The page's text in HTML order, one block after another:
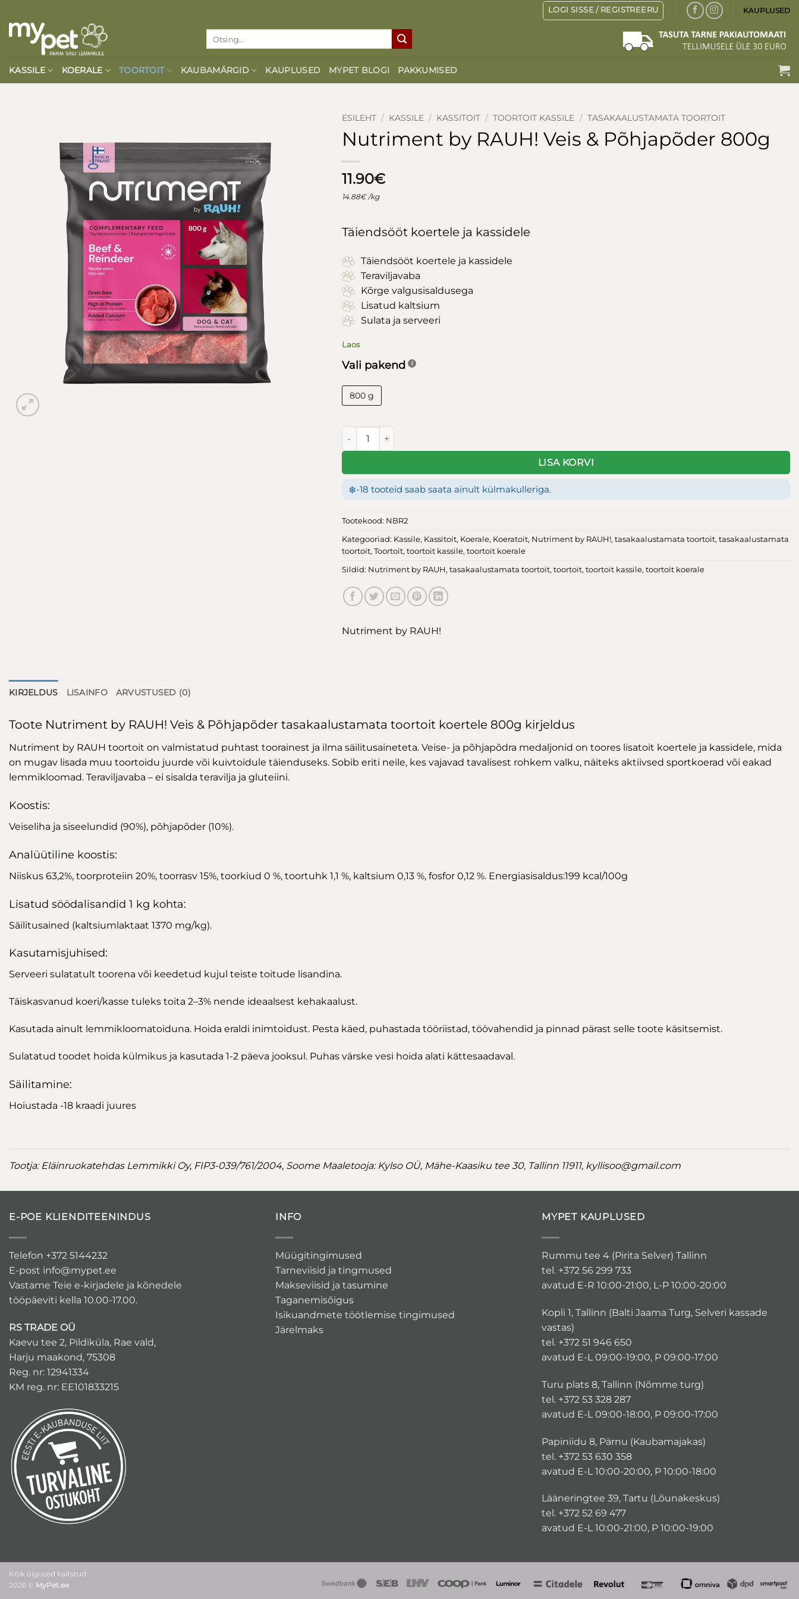
to
content
LOGI SISSE / REGISTREERU KAUPLUSED
KASSILE KOERALE TOORTOIT KAUBAMÄRGID KAUPLUSED MYPET BLOGI PAKKUMISED
ESILEHT / KASSILE / KASSITOIT / TOORTOIT KASSILE / TASAKAALUSTAMATA TOORTOIT
Nutriment by RAUH! Veis & Põhjapõder 800g
11.90€
14.88€ /kg
Täiendsööt koertele ja kassidele
Täiendsööt koertele ja kassidele
Teraviljavaba
Kõrge valgusisaldusega
Lisatud kaltsium
Sulata ja serveeri
Laos
Vali pakend
800 g
Nutriment by RAUH! Veis & Põhjapõder 800g kogus
LISA KORVI
❄️-18 tooteid saab saata ainult külmakulleriga.
Tootekood: NBR2
Kategooriad: Kassile, Kassitoit, Koerale, Koeratoit, Nutriment by RAUH!, tasakaalustamata toortoit, tasakaalustamata
toortoit, Toortoit, toortoit kassile, toortoit koerale
Sildid: Nutriment by RAUH, tasakaalustamata toortoit, toortoit, toortoit kassile, toortoit koerale
Nutriment by RAUH!
KIRJELDUS LISAINFO ARVUSTUSED (0)
Toote Nutriment by RAUH! Veis & Põhjapõder tasakaalustamata toortoit koertele 800g kirjeldus
Nutriment by RAUH toortoit on valmistatud puhtast toorainest ja ilma säilitusaineteta. Veise- ja põhjapõdra medaljonid on toores lisatoit koertele ja kassidele, mida
on mugav lisada muu toortoidu juurde või kuivtoidule täienduseks. Sobib eriti neile, kes vajavad tavalisest rohkem valku, näiteks aktiivsed sportkoerad või eakad
lemmikloomad. Teraviljavaba – ei sisalda teravilja ja gluteiini.
Koostis:
Veiseliha ja siseelundid (90%), põhjapõder (10%).
Analüütiline koostis:
Niiskus 63,2%, toorproteiin 20%, toorrasv 15%, toorkiud 0 %, toortuhk 1,1 %, kaltsium 0,13 %, fosfor 0,12 %. Energiasisaldus:199 kcal/100g
Lisatud söödalisandid 1 kg kohta:
Säilitusained (kaltsiumlaktaat 1370 mg/kg).
Kasutamisjuhised:
Serveeri sulatatult toorena või keedetud kujul teiste toitude lisandina.
Täiskasvanud koeri/kasse tuleks toita 2–3% nende ideaalsest kehakaalust.
Kasutada ainult lemmikloomatoiduna. Hoida eraldi inimtoidust. Pesta käed, puhastada tööriistad, töövahendid ja pinnad pärast selle toote käsitsemist.
Sulatatud toodet hoida külmikus ja kasutada 1-2 päeva jooksul. Puhas värske vesi hoida alati kättesaadaval.
Säilitamine:
Hoiustada -18 kraadi juures
Tootja: Eläinruokatehdas Lemmikki Oy, FIP3-039/761/2004, Soome Maaletooja: Kylso OÜ, Mähe-Kaasiku tee 30, Tallinn 11911, kyllisoo@gmail.com
E-POE KLIENDITEENINDUS
Telefon +372 5144232
E-post info@mypet.ee
Vastame Teie e-kirjadele ja kõnedele
tööpäeviti kella 10.00-17.00.
RS TRADE OÜ
Kaevu tee 2, Pildiküla, Rae vald,
Harju maakond, 75308
Reg. nr: 12941334
KM reg. nr: EE101833215
INFO
Müügitingimused
Tarneviisid ja tingmused
Makseviisid ja tasumine
Taganemisõigus
Isikuandmete töötlemise tingimused
Järelmaks
MYPET KAUPLUSED
Rummu tee 4 (Pirita Selver) Tallinn
tel. +372 56 299 733
avatud E-R 10:00-21:00, L-P 10:00-20:00
Kopli 1, Tallinn (Balti Jaama Turg, Selveri kassade
vastas)
tel. +372 51 946 650
avatud E-L 09:00-19:00, P 09:00-17:00
Turu plats 8, Tallinn (Nõmme turg)
tel. +372 53 328 287
avatud E-L 09:00-18:00, P 09:00-17:00
Papiniidu 8, Pärnu (Kaubamajakas)
tel. +372 53 630 358
avatud E-L 10:00-20:00, P 10:00-18:00
Lääneringtee 39, Tartu (Lõunakeskus)
tel. +372 52 69 477
avatud E-L 10:00-21:00, P 10:00-19:00
Kõik õigused kaitstud
2026 © MyPet.ee